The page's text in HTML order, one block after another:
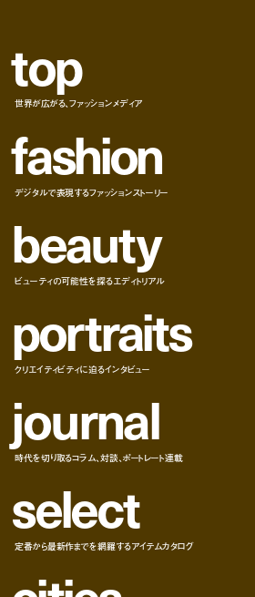
top
世界が広がる、ファッションメディア
fashion
デジタルで表現するファッションストーリー
beauty
ビューティの可能性を探るエディトリアル
portraits
クリエイティビティに迫るインタビュー
journal
時代を切り取るコラム、対談、ポートレート連載
select
定番から最新作までを網羅するアイテムカタログ